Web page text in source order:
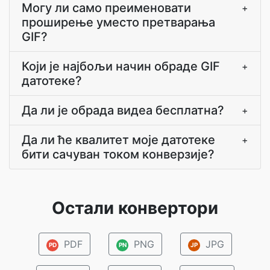
Могу ли само преименовати
проширење уместо претварања
GIF?
+
Који је најбољи начин обраде GIF
датотеке?
+
Да ли је обрада видеа бесплатна? +
Да ли ће квалитет моје датотеке
бити сачуван током конверзије?
+
Остали конвертори
PD PDF PN PNG JP JPG